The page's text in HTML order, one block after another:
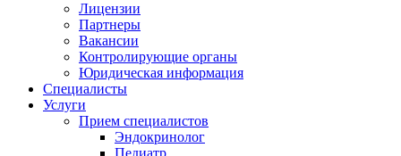
Лицензии
Партнеры
Вакансии
Контролирующие органы
Юридическая информация
Специалисты
Услуги
Прием специалистов
Эндокринолог
Педиатр